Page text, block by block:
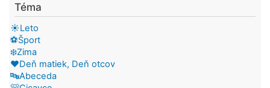
Téma
☀️Leto
⚽Šport
❄️Zima
❤️Deň matiek, Deň otcov
🔤Abeceda